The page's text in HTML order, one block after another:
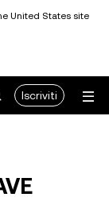
United States site
Iscriviti